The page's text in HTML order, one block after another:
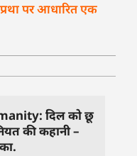
पर आधारित एक
दिल को छू
की कहानी –